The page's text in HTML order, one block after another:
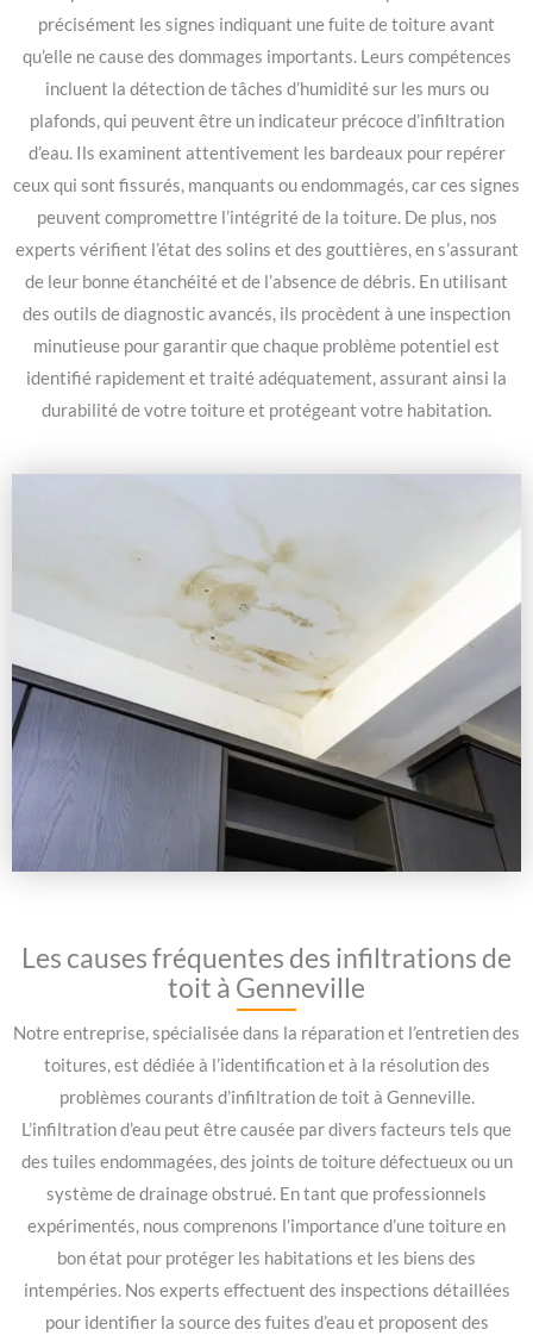
précisément les signes indiquant une fuite de toiture avant
qu’elle ne cause des dommages importants. Leurs compétences
incluent la détection de tâches d’humidité sur les murs ou
plafonds, qui peuvent être un indicateur précoce d’infiltration
d’eau. Ils examinent attentivement les bardeaux pour repérer
ceux qui sont fissurés, manquants ou endommagés, car ces signes
peuvent compromettre l’intégrité de la toiture. De plus, nos
experts vérifient l’état des solins et des gouttières, en s’assurant
de leur bonne étanchéité et de l’absence de débris. En utilisant
des outils de diagnostic avancés, ils procèdent à une inspection
minutieuse pour garantir que chaque problème potentiel est
identifié rapidement et traité adéquatement, assurant ainsi la
durabilité de votre toiture et protégeant votre habitation.
Les causes fréquentes des infiltrations de
toit à Genneville
Notre entreprise, spécialisée dans la réparation et l’entretien des
toitures, est dédiée à l’identification et à la résolution des
problèmes courants d’infiltration de toit à Genneville.
L’infiltration d’eau peut être causée par divers facteurs tels que
des tuiles endommagées, des joints de toiture défectueux ou un
système de drainage obstrué. En tant que professionnels
expérimentés, nous comprenons l’importance d’une toiture en
bon état pour protéger les habitations et les biens des
intempéries. Nos experts effectuent des inspections détaillées
pour identifier la source des fuites d’eau et proposent des